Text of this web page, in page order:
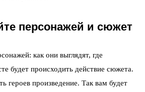
персонажей и сюжет
как они выглядят, где
будет происходить действие сюжета.
героев произведение. Так вам будет